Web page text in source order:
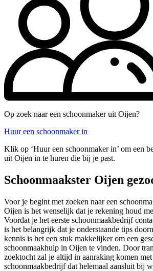
Op zoek naar een schoonmaker uit Oijen?
Huur een schoonmaker in
Klik op ‘Huur een schoonmaker in’ om een
uit Oijen in te huren die bij je past.
Schoonmaakster Oijen
Voor je begint met zoeken naar een
Oijen is het wenselijk dat je rekening houd
Voordat je het eerste schoonmaakbedrijf
is het belangrijk dat je onderstaande tips
kennis is het een stuk makkelijker om een
schoonmaakhulp in Oijen te vinden. Door
zoektocht zal je altijd in aanraking komen met
schoonmaakbedrijf dat helemaal aansluit bij